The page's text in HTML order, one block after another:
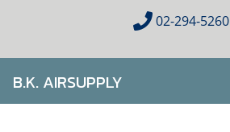
02-294-5260
B.K. AIRSUPPLY